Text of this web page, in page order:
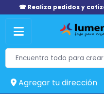
☎ Realiza pedidos y
Agregar tu dirección